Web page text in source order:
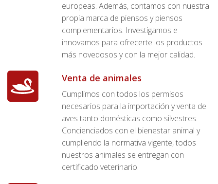
europeas. Además, contamos con nuestra
propia marca de piensos y piensos
complementarios. Investigamos e
innovamos para ofrecerte los productos
más novedosos y con la mejor calidad.
Venta de animales
Cumplimos con todos los permisos
necesarios para la importación y venta de
aves tanto domésticas como silvestres.
Concienciados con el bienestar animal y
cumpliendo la normativa vigente, todos
nuestros animales se entregan con
certificado veterinario.